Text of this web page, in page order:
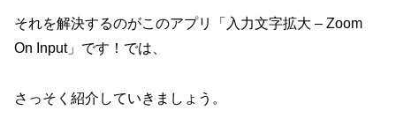
それを解決するのがこのアプリ「入力文字拡大 – Zoom
On Input」です！では、
さっそく紹介していきましょう。